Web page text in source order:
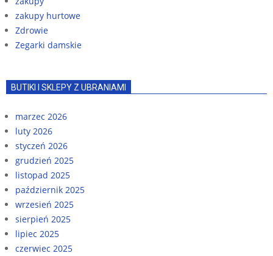
zakupy hurtowe
Zdrowie
Zegarki damskie
BUTIKI I SKLEPY Z UBRANIAMI
marzec 2026
luty 2026
styczeń 2026
grudzień 2025
listopad 2025
październik 2025
wrzesień 2025
sierpień 2025
lipiec 2025
czerwiec 2025